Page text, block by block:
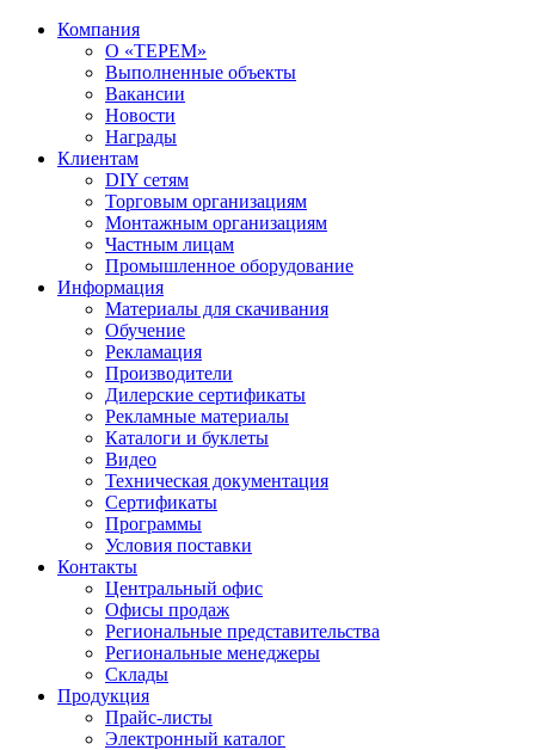
Компания
О «ТЕРЕМ»
Выполненные объекты
Вакансии
Новости
Награды
Клиентам
DIY сетям
Торговым организациям
Монтажным организациям
Частным лицам
Промышленное оборудование
Информация
Материалы для скачивания
Обучение
Рекламация
Производители
Дилерские сертификаты
Рекламные материалы
Каталоги и буклеты
Видео
Техническая документация
Сертификаты
Программы
Условия поставки
Контакты
Центральный офис
Офисы продаж
Региональные представительства
Региональные менеджеры
Склады
Продукция
Прайс-листы
Электронный каталог